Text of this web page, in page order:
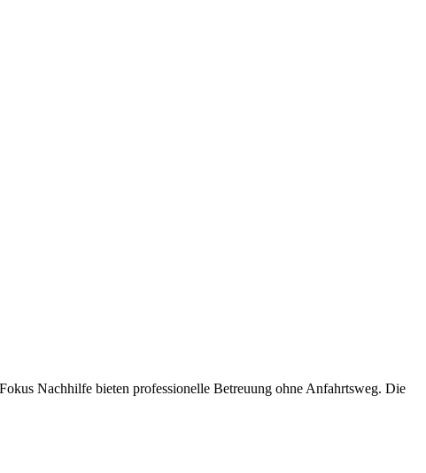
Nachhilfe bieten professionelle Betreuung ohne Anfahrtsweg. Die